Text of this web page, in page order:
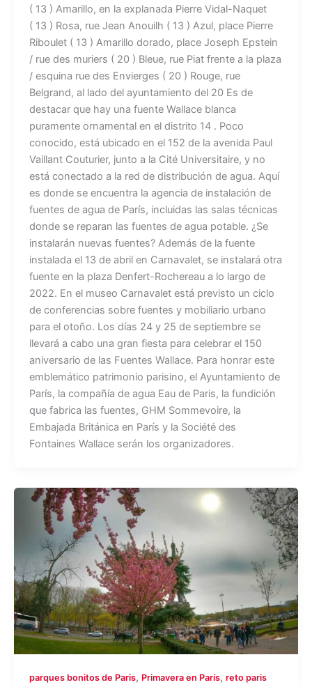
( 13 ) Amarillo, en la explanada Pierre Vidal-Naquet
( 13 ) Rosa, rue Jean Anouilh ( 13 ) Azul, place Pierre
Riboulet ( 13 ) Amarillo dorado, place Joseph Epstein
/ rue des muriers ( 20 ) Bleue, rue Piat frente a la plaza
/ esquina rue des Envierges ( 20 ) Rouge, rue
Belgrand, al lado del ayuntamiento del 20 Es de
destacar que hay una fuente Wallace blanca
puramente ornamental en el distrito 14 . Poco
conocido, está ubicado en el 152 de la avenida Paul
Vaillant Couturier, junto a la Cité Universitaire, y no
está conectado a la red de distribución de agua. Aquí
es donde se encuentra la agencia de instalación de
fuentes de agua de París, incluidas las salas técnicas
donde se reparan las fuentes de agua potable. ¿Se
instalarán nuevas fuentes? Además de la fuente
instalada el 13 de abril en Carnavalet, se instalará otra
fuente en la plaza Denfert-Rochereau a lo largo de
2022. En el museo Carnavalet está previsto un ciclo
de conferencias sobre fuentes y mobiliario urbano
para el otoño. Los días 24 y 25 de septiembre se
llevará a cabo una gran fiesta para celebrar el 150
aniversario de las Fuentes Wallace. Para honrar este
emblemático patrimonio parisino, el Ayuntamiento de
París, la compañía de agua Eau de Paris, la fundición
que fabrica las fuentes, GHM Sommevoire, la
Embajada Británica en París y la Société des
Fontaines Wallace serán los organizadores.
parques bonitos de Paris, Primavera en París, reto paris